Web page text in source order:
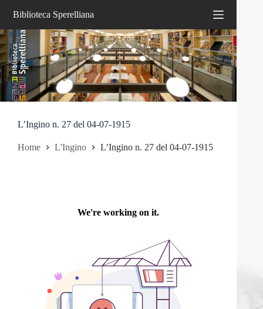
Biblioteca Sperelliana
L’Ingino n. 27 del 04-07-1915
Home L'Ingino L’Ingino n. 27 del 04-07-1915